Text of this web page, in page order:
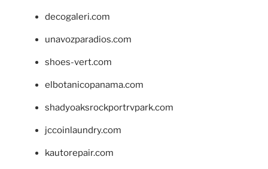
decogaleri.com
unavozparadios.com
shoes-vert.com
elbotanicopanama.com
shadyoaksrockportrvpark.com
jccoinlaundry.com
kautorepair.com